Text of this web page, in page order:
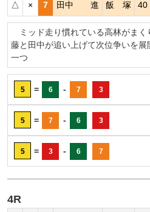
△ × 7 田中 進 飯 塚 40
ミッド走り慣れている高林がまく
藤と田中が追い上げて次位争いを
一つ
5 = 6 - 7 3
5 = 7 - 6 3
5 = 3 - 6 7
4R